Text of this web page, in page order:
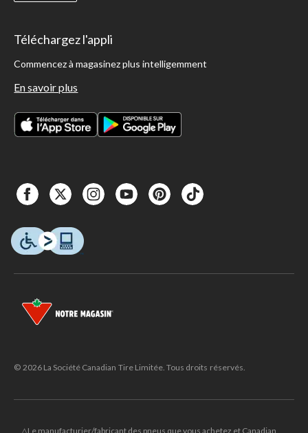
Téléchargez l'appli
Commencez à magasinez plus intelligemment
En savoir plus
© 2026 La Société Canadian Tire Limitée. Tous droits réservés.
△Le manufacturier/fabricant des pneus que vous achetez et Canadian